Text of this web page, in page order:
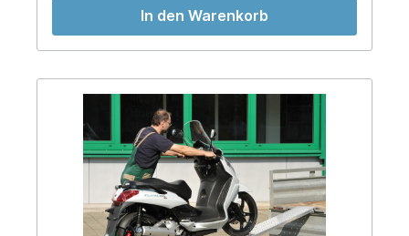
In den Warenkorb